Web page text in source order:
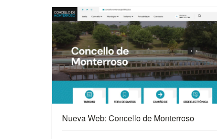
Nueva Web: Concello de Monterroso